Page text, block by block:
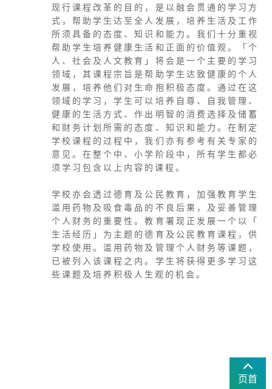
现 行 课 程 改 革 的 目 的 ， 是 以 融 会 贯 通 的 学 习 方
式 ， 帮 助 学 生 达 至 全 人 发 展 ， 培 养 生 活 及 工 作
所 须 具 备 的 态 度 、 知 识 和 能 力 。 我 们 十 分 重 视
帮 助 学 生 培 养 健 康 生 活 和 正 面 的 价 值 观 。 「 个
人 、 社 会 及 人 文 教 育 」 将 会 是 一 个 主 要 的 学 习
领 域 ， 其 课 程 宗 旨 是 帮 助 学 生 达 致 健 康 的 个 人
发 展 ， 培 养 他 们 对 生 命 抱 积 极 态 度 。 通 过 在 这
领 域 的 学 习 ， 学 生 可 以 培 养 自 尊 、 自 我 管 理 、
健 康 的 生 活 方 式 、 作 出 明 智 的 消 费 选 择 及 储 蓄
和 财 务 计 划 所 需 的 态 度 、 知 识 和 能 力 。 在 制 定
学 校 课 程 的 过 程 中 ， 我 们 亦 有 参 考 有 关 专 家 的
意 见 。 在 整 个 中 、 小 学 阶 段 中 ， 所 有 学 生 都 必
须 学 习 包 含 以 上 内 容 的 课 程 。
学 校 亦 会 透 过 德 育 及 公 民 教 育 ， 加 强 教 育 学 生
滥 用 药 物 及 吸 食 毒 品 的 不 良 后 果 ， 及 妥 善 管 理
个 人 财 务 的 重 要 性 。 教 育 署 现 正 发 展 一 个 以 「
生 活 经 历 」 为 主 题 的 德 育 及 公 民 教 育 课 程 ， 供
学 校 使 用 。 滥 用 药 物 及 管 理 个 人 财 务 等 课 题 ，
已 被 列 入 该 课 程 之 内 。 学 生 将 获 得 更 多 学 习 这
些 课 题 及 培 养 积 极 人 生 观 的 机 会 。
页首